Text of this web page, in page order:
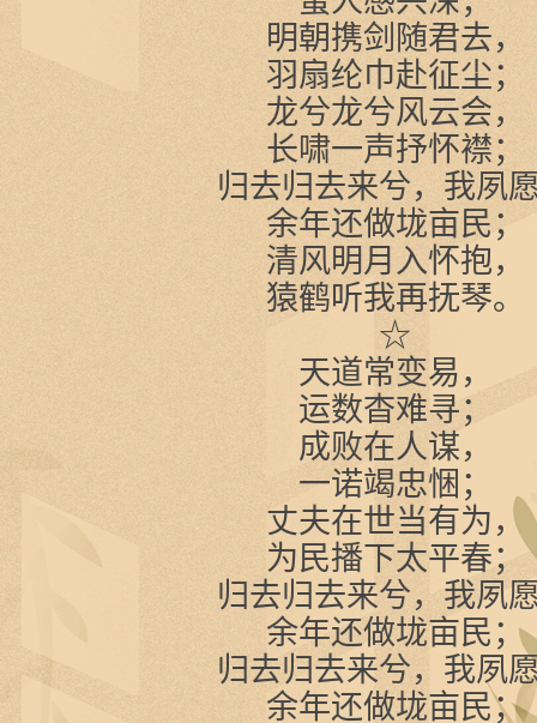
明朝携剑随君去，
羽扇纶巾赴征尘；
龙兮龙兮风云会，
长啸一声抒怀襟；
归去归去来兮，我夙
余年还做垅亩民；
清风明月入怀抱，
猿鹤听我再抚琴。
☆
天道常变易，
运数杳难寻；
成败在人谋，
一诺竭忠悃；
丈夫在世当有为，
为民播下太平春；
归去归去来兮，我夙
余年还做垅亩民；
归去归去来兮，我夙
余年还做垅亩民；